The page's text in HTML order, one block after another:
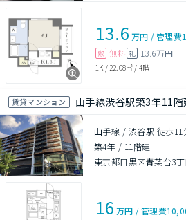
13.6 万円 /管理費
敷 無料 礼 13.6万円
1K / 22.08㎡ / 4階
賃貸マンション 山手線渋谷駅築3年11階
山手線 / 渋谷駅 徒歩11
築4年 / 11階建
東京都目黒区青葉台3丁
16 万円 /管理費